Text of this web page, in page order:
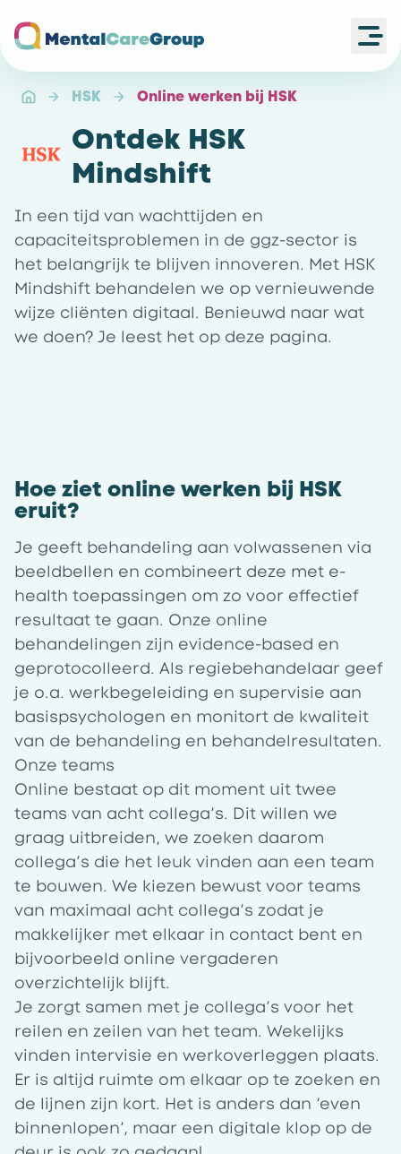
HSK Online werken bij HSK
In een tijd van wachttijden en
capaciteitsproblemen in de ggz-sector is
het belangrijk te blijven innoveren. Met HSK
Mindshift behandelen we op vernieuwende
wijze cliënten digitaal. Benieuwd naar wat
we doen? Je leest het op deze pagina.
Ontdek HSK
Mindshift
Hoe ziet online werken bij HSK
eruit?
Je geeft behandeling aan volwassenen via
beeldbellen en combineert deze met e-
health toepassingen om zo voor effectief
resultaat te gaan. Onze online
behandelingen zijn evidence-based en
geprotocolleerd. Als regiebehandelaar geef
je o.a. werkbegeleiding en supervisie aan
basispsychologen en monitort de kwaliteit
van de behandeling en behandelresultaten.
Onze teams
Online bestaat op dit moment uit twee
teams van acht collega’s. Dit willen we
graag uitbreiden, we zoeken daarom
collega’s die het leuk vinden aan een team
te bouwen. We kiezen bewust voor teams
van maximaal acht collega’s zodat je
makkelijker met elkaar in contact bent en
bijvoorbeeld online vergaderen
overzichtelijk blijft.
Je zorgt samen met je collega’s voor het
reilen en zeilen van het team. Wekelijks
vinden intervisie en werkoverleggen plaats.
Er is altijd ruimte om elkaar op te zoeken en
de lijnen zijn kort. Het is anders dan ‘even
binnenlopen’, maar een digitale klop op de